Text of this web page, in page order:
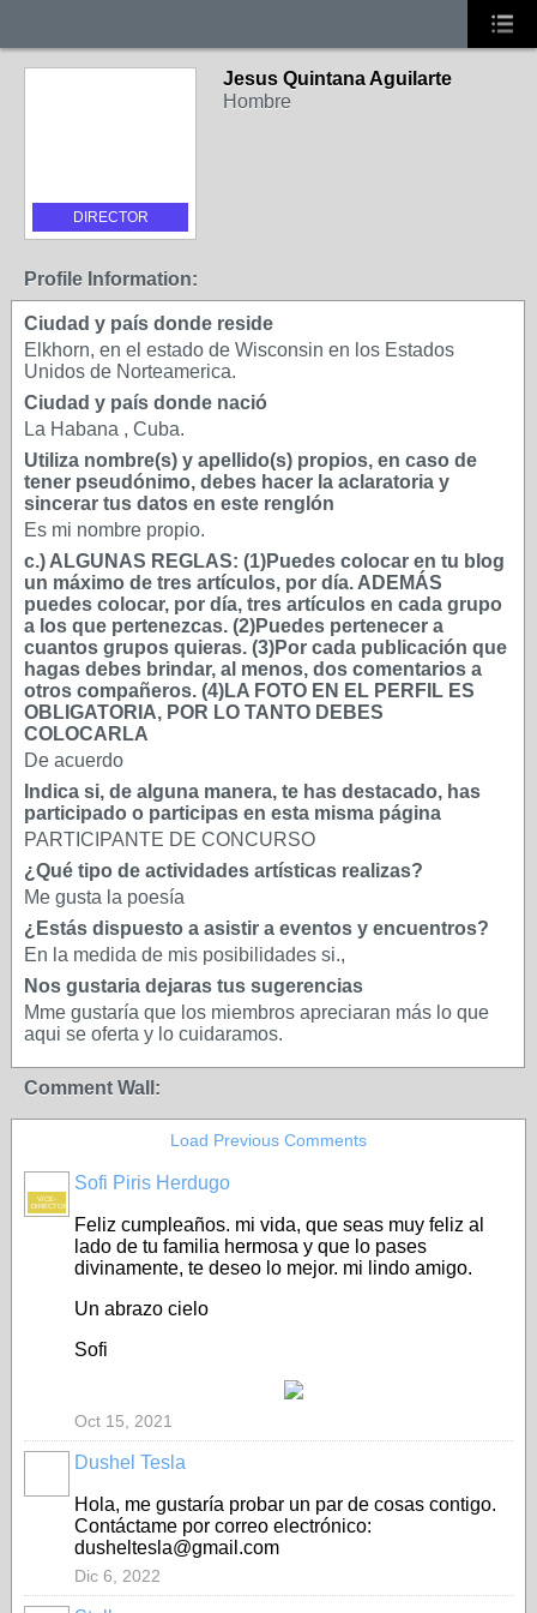
DIRECTOR
Jesus Quintana Aguilarte
Hombre
Profile Information:
Ciudad y país donde reside
Elkhorn, en el estado de Wisconsin en los Estados
Unidos de Norteamerica.
Ciudad y país donde nació
La Habana , Cuba.
Utiliza nombre(s) y apellido(s) propios, en caso de
tener pseudónimo, debes hacer la aclaratoria y
sincerar tus datos en este renglón
Es mi nombre propio.
c.) ALGUNAS REGLAS: (1)Puedes colocar en tu blog
un máximo de tres artículos, por día. ADEMÁS
puedes colocar, por día, tres artículos en cada grupo
a los que pertenezcas. (2)Puedes pertenecer a
cuantos grupos quieras. (3)Por cada publicación que
hagas debes brindar, al menos, dos comentarios a
otros compañeros. (4)LA FOTO EN EL PERFIL ES
OBLIGATORIA, POR LO TANTO DEBES
COLOCARLA
De acuerdo
Indica si, de alguna manera, te has destacado, has
participado o participas en esta misma página
PARTICIPANTE DE CONCURSO
¿Qué tipo de actividades artísticas realizas?
Me gusta la poesía
¿Estás dispuesto a asistir a eventos y encuentros?
En la medida de mis posibilidades si.,
Nos gustaria dejaras tus sugerencias
Mme gustaría que los miembros apreciaran más lo que
aqui se oferta y lo cuidaramos.
Comment Wall:
Load Previous Comments
VICE-
DIRECTORA
Sofi Piris Herdugo
Feliz cumpleaños. mi vida, que seas muy feliz al
lado de tu familia hermosa y que lo pases
divinamente, te deseo lo mejor. mi lindo amigo.
Un abrazo cielo
Sofi
Oct 15, 2021
Dushel Tesla
Hola, me gustaría probar un par de cosas contigo.
Contáctame por correo electrónico:
dusheltesla@gmail.com
Dic 6, 2022